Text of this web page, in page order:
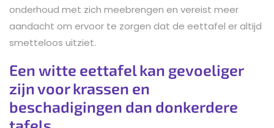
onderhoud met zich meebrengen en vereist meer
aandacht om ervoor te zorgen dat de eettafel er altijd
smetteloos uitziet.
Een witte eettafel kan gevoeliger
zijn voor krassen en
beschadigingen dan donkerdere